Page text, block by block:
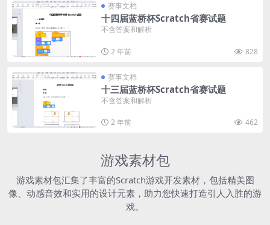
赛事文档
十四届蓝桥杯Scratch省赛试题
不含答案和解析
2 年前 828
赛事文档
十三届蓝桥杯Scratch省赛试题
不含答案和解析
2 年前 462
游戏素材包
游戏素材包汇集了丰富的Scratch游戏开发素材，包括精美图
像、动感音效和实用的设计元素，助力您快速打造引人入胜的游
戏。